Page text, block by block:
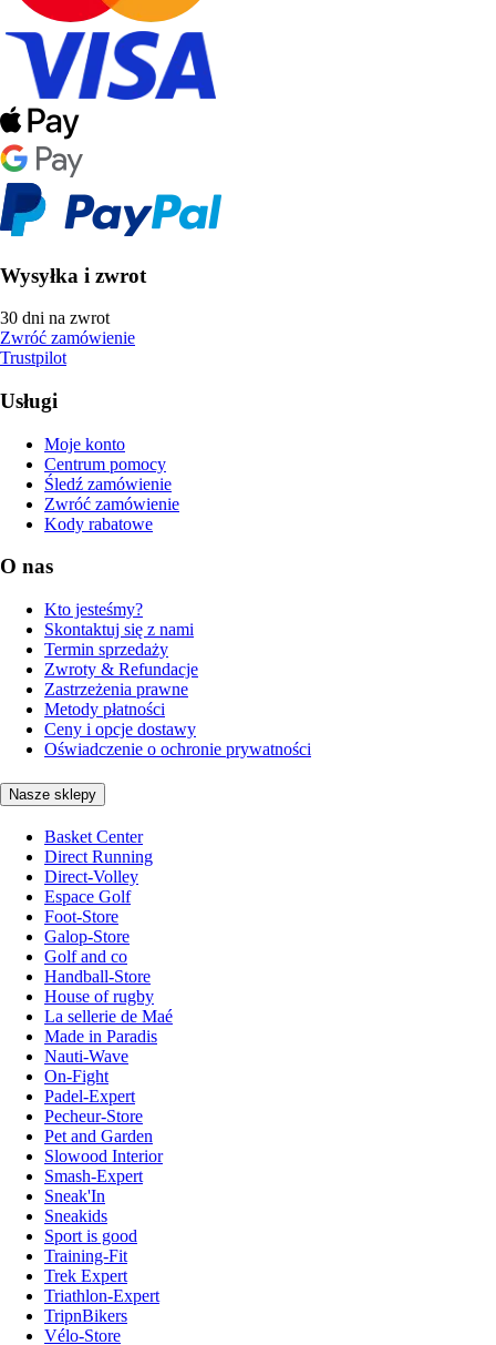
Wysyłka i zwrot
30 dni na zwrot
Zwróć zamówienie
Trustpilot
Usługi
Moje konto
Centrum pomocy
Śledź zamówienie
Zwróć zamówienie
Kody rabatowe
O nas
Kto jesteśmy?
Skontaktuj się z nami
Termin sprzedaży
Zwroty & Refundacje
Zastrzeżenia prawne
Metody płatności
Ceny i opcje dostawy
Oświadczenie o ochronie prywatności
Nasze sklepy
Basket Center
Direct Running
Direct-Volley
Espace Golf
Foot-Store
Galop-Store
Golf and co
Handball-Store
House of rugby
La sellerie de Maé
Made in Paradis
Nauti-Wave
On-Fight
Padel-Expert
Pecheur-Store
Pet and Garden
Slowood Interior
Smash-Expert
Sneak'In
Sneakids
Sport is good
Training-Fit
Trek Expert
Triathlon-Expert
TripnBikers
Vélo-Store